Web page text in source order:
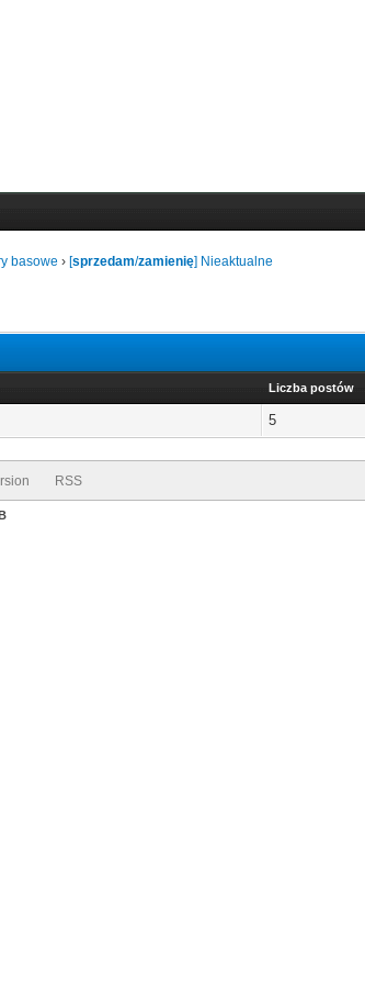
basowe › [sprzedam/zamienię] Nieaktualne
Liczba postów
5
RSS